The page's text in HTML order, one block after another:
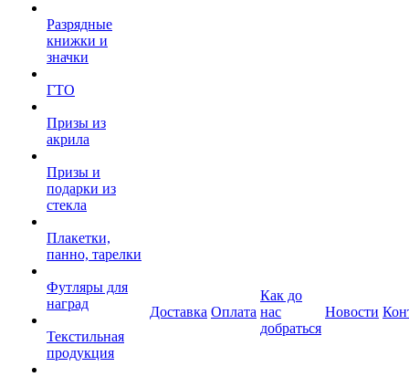
Разрядные
книжки и
значки
ГТО
Призы из
акрила
Призы и
подарки из
стекла
Плакетки,
панно, тарелки
Футляры для
наград
Текстильная
продукция
Доставка Оплата
Как до
нас
добраться
Новости